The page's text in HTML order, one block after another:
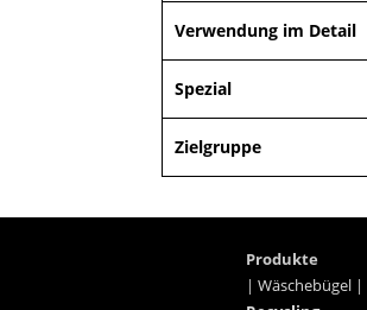
Verwendung im Detail
Spezial
Zielgruppe
Produkte
| Wäschebügel |